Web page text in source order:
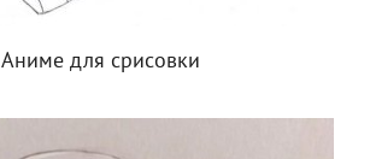
Аниме для срисовки